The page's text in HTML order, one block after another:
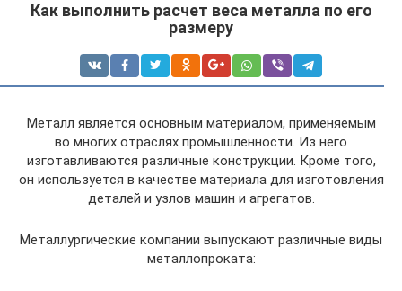
Как выполнить расчет веса металла по его
размеру
Металл является основным материалом, применяемым
во многих отраслях промышленности. Из него
изготавливаются различные конструкции. Кроме того,
он используется в качестве материала для изготовления
деталей и узлов машин и агрегатов.
Металлургические компании выпускают различные виды
металлопроката: